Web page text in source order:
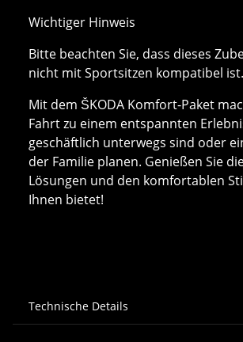
Wichtiger Hinweis
Bitte beachten Sie, dass dieses
nicht mit Sportsitzen kompatibel ist.
Mit dem ŠKODA Komfort-Paket
Fahrt zu einem entspannten
geschäftlich unterwegs sind oder
der Familie planen. Genießen Sie
Lösungen und den komfortablen
Ihnen bietet!
Technische Details